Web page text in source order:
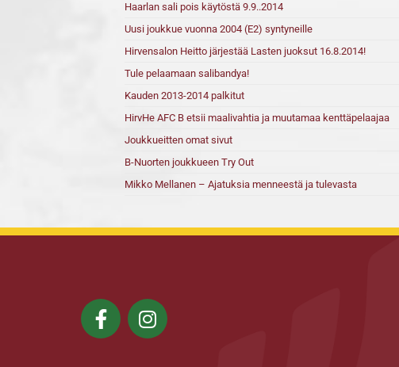
Haarlan sali pois käytöstä 9.9..2014
Uusi joukkue vuonna 2004 (E2) syntyneille
Hirvensalon Heitto järjestää Lasten juoksut 16.8.2014!
Tule pelaamaan salibandya!
Kauden 2013-2014 palkitut
HirvHe AFC B etsii maalivahtia ja muutamaa kenttäpelaajaa
Joukkueitten omat sivut
B-Nuorten joukkueen Try Out
Mikko Mellanen – Ajatuksia menneestä ja tulevasta